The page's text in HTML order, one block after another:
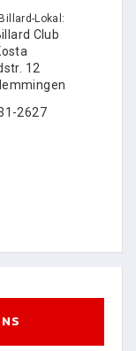
Lokal:
Club
12
2627